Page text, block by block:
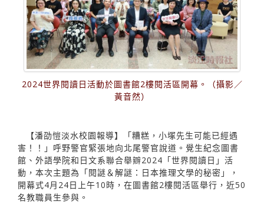
2024世界閱讀日活動於圖書館2樓閱活區開幕。（攝影／
黃音然）
【潘劭愷淡水校園報導】「糟糕，小塚先生可能已經遇
害！！」呼野警官緊張地向北尾警官說道。覺生紀念圖書
館、外語學院和日文系聯合舉辧2024「世界閱讀日」活
動，本次主題為「閱謎＆解謎：日本推理文學的秘密」，
開幕式4月24日上午10時，在圖書館2樓閱活區舉行，近50
名教職員生參與。